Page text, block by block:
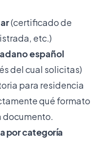
(certificado de
etc.)
español
del cual solicitas)
para residencia
qué formato
documento.
por categoría